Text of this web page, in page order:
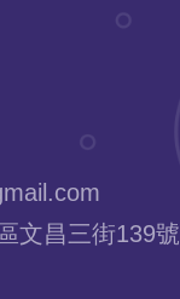
文昌三街139號